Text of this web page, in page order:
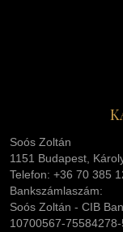
Soós Zoltán
1151 Budapest,
Telefon: +36 70 385
Bankszámlaszám:
Soós Zoltán - CIB
10700567-